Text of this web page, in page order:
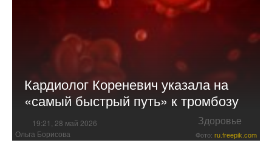
Кардиолог Кореневич указала на
«самый быстрый путь» к тромбозу
19:21, 28 май 2026 Здоровье
Ольга Борисова Фото: ru.freepik.com